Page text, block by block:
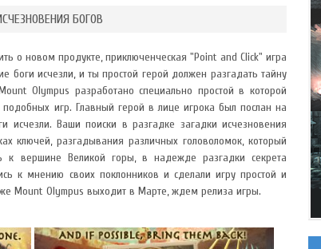
БОГОВ
о новом продукте, приключенческая "Point and Click" игра
боги исчезли, и ты простой герой должен разгадать тайну
Olympus разработано специально простой в которой
игр. Главный герой в лице игрока был послан на
исчезли. Ваши поиски в разгадке загадки исчезновения
ключей, разгадывания различных головоломок, который
к вершине Великой горы, в надежде разгадки секрета
к мнению своих поклонников и сделали игру простой и
Mount Olympus выходит в Марте, ждем релиза игры.